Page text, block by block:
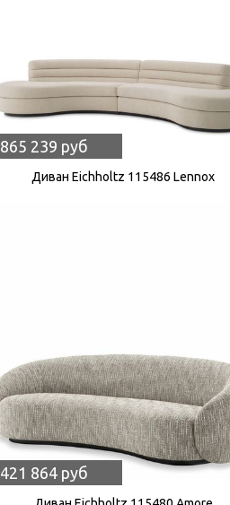
865 239 руб
Диван Eichholtz 115486 Lennox
421 864 руб